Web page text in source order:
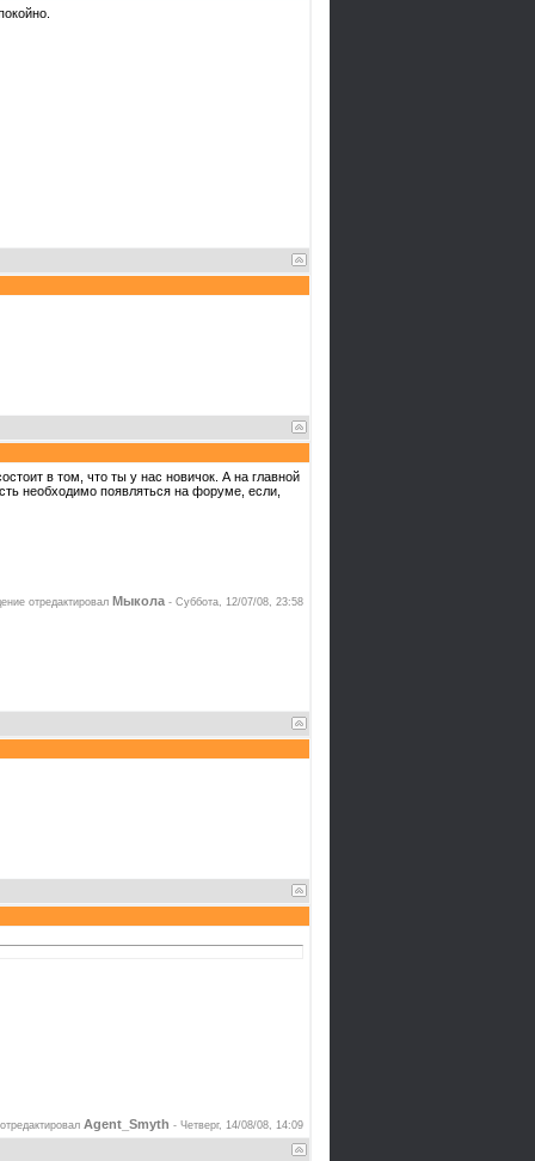
в том, что ты у нас новичок. А на главной
необходимо появляться на форуме, если,
отредактировал Мыкола - Суббота, 12/07/08, 23:58
Agent_Smyth - Четверг, 14/08/08, 14:09